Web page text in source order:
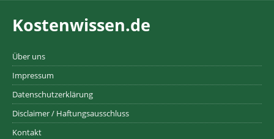
Kostenwissen.de
Über uns
Impressum
Datenschutzerklärung
Disclaimer / Haftungsausschluss
Kontakt